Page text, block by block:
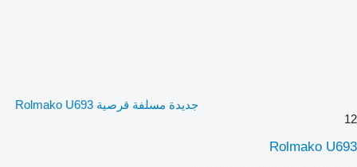
جديدة مسلفة قرصية Rolmako U693
12
Rolmako U693